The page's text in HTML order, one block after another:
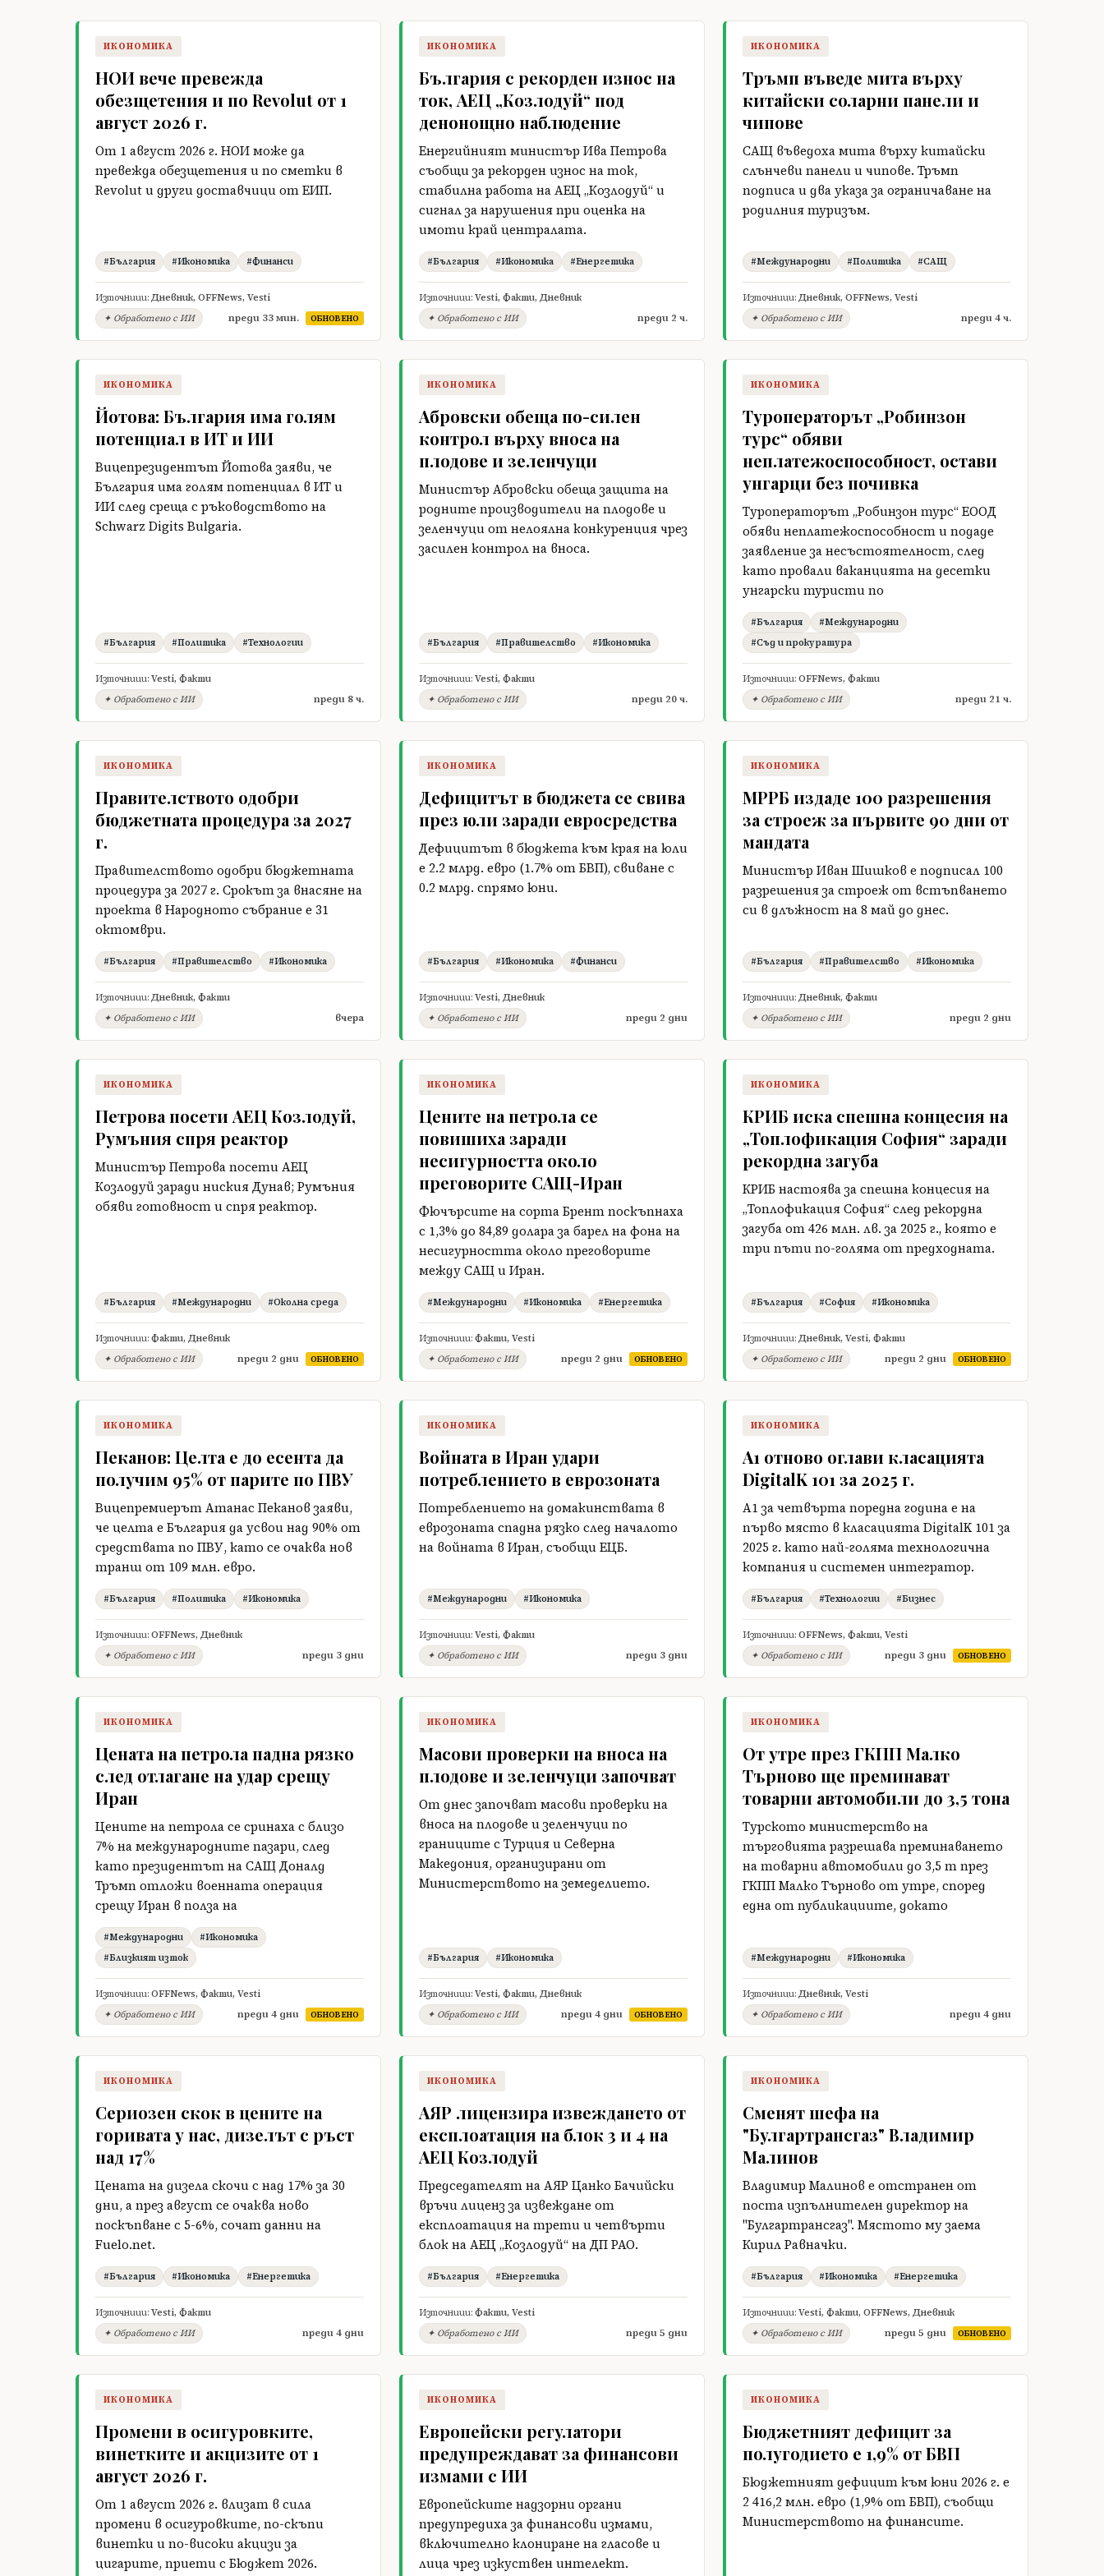
ИКОНОМИКА
НОИ вече превежда
обезщетения и по Revolut от 1
август 2026 г.
От 1 август 2026 г. НОИ може да
превежда обезщетения и по сметки в
Revolut и други доставчици от ЕИП.
#България #Икономика #Финанси
Източници: Дневник, OFFNews, Vesti
✦ Обработено с ИИ
преди 33 мин. ОБНОВЕНО
ИКОНОМИКА
България с рекорден износ на
ток, АЕЦ „Козлодуй“ под
денонощно наблюдение
Енергийният министър Ива Петрова
съобщи за рекорден износ на ток,
стабилна работа на АЕЦ „Козлодуй“ и
сигнал за нарушения при оценка на
имоти край централата.
#България #Икономика #Енергетика
Източници: Vesti, Факти, Дневник
✦ Обработено с ИИ
преди 2 ч.
ИКОНОМИКА
Тръмп въведе мита върху
китайски соларни панели и
чипове
САЩ въведоха мита върху китайски
слънчеви панели и чипове. Тръмп
подписа и два указа за ограничаване на
родилния туризъм.
#Международни #Политика #САЩ
Източници: Дневник, OFFNews, Vesti
✦ Обработено с ИИ
преди 4 ч.
ИКОНОМИКА
Йотова: България има голям
потенциал в ИТ и ИИ
Вицепрезидентът Йотова заяви, че
България има голям потенциал в ИТ и
ИИ след среща с ръководството на
Schwarz Digits Bulgaria.
#България #Политика #Технологии
Източници: Vesti, Факти
✦ Обработено с ИИ
преди 8 ч.
ИКОНОМИКА
Абровски обеща по-силен
контрол върху вноса на
плодове и зеленчуци
Министър Абровски обеща защита на
родните производители на плодове и
зеленчуци от нелоялна конкуренция чрез
засилен контрол на вноса.
#България #Правителство #Икономика
Източници: Vesti, Факти
✦ Обработено с ИИ
преди 20 ч.
ИКОНОМИКА
Туроператорът „Робинзон
турс“ обяви
неплатежоспособност, остави
унгарци без почивка
Туроператорът „Робинзон турс“ ЕООД
обяви неплатежоспособност и подаде
заявление за несъстоятелност, след
като провали ваканцията на десетки
унгарски туристи по
#България
#Международни
#Съд и прокуратура
Източници: OFFNews, Факти
✦ Обработено с ИИ
преди 21 ч.
ИКОНОМИКА
Правителството одобри
бюджетната процедура за 2027
г.
Правителството одобри бюджетната
процедура за 2027 г. Срокът за внасяне на
проекта в Народното събрание е 31
октомври.
#България #Правителство #Икономика
Източници: Дневник, Факти
✦ Обработено с ИИ
вчера
ИКОНОМИКА
Дефицитът в бюджета се свива
през юли заради евросредства
Дефицитът в бюджета към края на юли
е 2.2 млрд. евро (1.7% от БВП), свиване с
0.2 млрд. спрямо юни.
#България #Икономика #Финанси
Източници: Vesti, Дневник
✦ Обработено с ИИ
преди 2 дни
ИКОНОМИКА
МРРБ издаде 100 разрешения
за строеж за първите 90 дни от
мандата
Министър Иван Шишков е подписал 100
разрешения за строеж от встъпването
си в длъжност на 8 май до днес.
#България #Правителство #Икономика
Източници: Дневник, Факти
✦ Обработено с ИИ
преди 2 дни
ИКОНОМИКА
Петрова посети АЕЦ Козлодуй,
Румъния спря реактор
Министър Петрова посети АЕЦ
Козлодуй заради ниския Дунав; Румъния
обяви готовност и спря реактор.
#България #Международни #Околна среда
Източници: Факти, Дневник
✦ Обработено с ИИ
преди 2 дни ОБНОВЕНО
ИКОНОМИКА
Цените на петрола се
повишиха заради
несигурността около
преговорите САЩ-Иран
Фючърсите на сорта Брент поскъпнаха
с 1,3% до 84,89 долара за барел на фона на
несигурността около преговорите
между САЩ и Иран.
#Международни #Икономика #Енергетика
Източници: Факти, Vesti
✦ Обработено с ИИ
преди 2 дни ОБНОВЕНО
ИКОНОМИКА
КРИБ иска спешна концесия на
„Топлофикация София“ заради
рекордна загуба
КРИБ настоява за спешна концесия на
„Топлофикация София“ след рекордна
загуба от 426 млн. лв. за 2025 г., която е
три пъти по-голяма от предходната.
#България #София #Икономика
Източници: Дневник, Vesti, Факти
✦ Обработено с ИИ
преди 2 дни ОБНОВЕНО
ИКОНОМИКА
Пеканов: Целта е до есента да
получим 95% от парите по ПВУ
Вицепремиерът Атанас Пеканов заяви,
че целта е България да усвои над 90% от
средствата по ПВУ, като се очаква нов
транш от 109 млн. евро.
#България #Политика #Икономика
Източници: OFFNews, Дневник
✦ Обработено с ИИ
преди 3 дни
ИКОНОМИКА
Войната в Иран удари
потреблението в еврозоната
Потреблението на домакинствата в
еврозоната спадна рязко след началото
на войната в Иран, съобщи ЕЦБ.
#Международни #Икономика
Източници: Vesti, Факти
✦ Обработено с ИИ
преди 3 дни
ИКОНОМИКА
А1 отново оглави класацията
DigitalK 101 за 2025 г.
А1 за четвърта поредна година е на
първо място в класацията DigitalK 101 за
2025 г. като най-голяма технологична
компания и системен интегратор.
#България #Технологии #Бизнес
Източници: OFFNews, Факти, Vesti
✦ Обработено с ИИ
преди 3 дни ОБНОВЕНО
ИКОНОМИКА
Цената на петрола падна рязко
след отлагане на удар срещу
Иран
Цените на петрола се сринаха с близо
7% на международните пазари, след
като президентът на САЩ Доналд
Тръмп отложи военната операция
срещу Иран в полза на
#Международни
#Икономика
#Близкият изток
Източници: OFFNews, Факти, Vesti
✦ Обработено с ИИ
преди 4 дни ОБНОВЕНО
ИКОНОМИКА
Масови проверки на вноса на
плодове и зеленчуци започват
От днес започват масови проверки на
вноса на плодове и зеленчуци по
границите с Турция и Северна
Македония, организирани от
Министерството на земеделието.
#България #Икономика
Източници: Vesti, Факти, Дневник
✦ Обработено с ИИ
преди 4 дни ОБНОВЕНО
ИКОНОМИКА
От утре през ГКПП Малко
Търново ще преминават
товарни автомобили до 3,5 тона
Турското министерство на
търговията разрешава преминаването
на товарни автомобили до 3,5 т през
ГКПП Малко Търново от утре, според
една от публикациите, докато
#Международни #Икономика
Източници: Дневник, Vesti
✦ Обработено с ИИ
преди 4 дни
ИКОНОМИКА
Сериозен скок в цените на
горивата у нас, дизелът с ръст
над 17%
Цената на дизела скочи с над 17% за 30
дни, а през август се очаква ново
поскъпване с 5-6%, сочат данни на
Fuelo.net.
#България #Икономика #Енергетика
Източници: Vesti, Факти
✦ Обработено с ИИ
преди 4 дни
ИКОНОМИКА
АЯР лицензира извеждането от
експлоатация на блок 3 и 4 на
АЕЦ Козлодуй
Председателят на АЯР Цанко Бачийски
връчи лиценз за извеждане от
експлоатация на трети и четвърти
блок на АЕЦ „Козлодуй“ на ДП РАО.
#България #Енергетика
Източници: Факти, Vesti
✦ Обработено с ИИ
преди 5 дни
ИКОНОМИКА
Сменят шефа на
"Булгартрансгаз" Владимир
Малинов
Владимир Малинов е отстранен от
поста изпълнителен директор на
"Булгартрансгаз". Мястото му заема
Кирил Равначки.
#България #Икономика #Енергетика
Източници: Vesti, Факти, OFFNews, Дневник
✦ Обработено с ИИ
преди 5 дни ОБНОВЕНО
ИКОНОМИКА
Промени в осигуровките,
винетките и акцизите от 1
август 2026 г.
От 1 август 2026 г. влизат в сила
промени в осигуровките, по-скъпи
винетки и по-високи акцизи за
цигарите, приети с Бюджет 2026.
ИКОНОМИКА
Европейски регулатори
предупреждават за финансови
измами с ИИ
Европейските надзорни органи
предупредиха за финансови измами,
включително клониране на гласове и
лица чрез изкуствен интелект.
ИКОНОМИКА
Бюджетният дефицит за
полугодието е 1,9% от БВП
Бюджетният дефицит към юни 2026 г. е
2 416,2 млн. евро (1,9% от БВП), съобщи
Министерството на финансите.